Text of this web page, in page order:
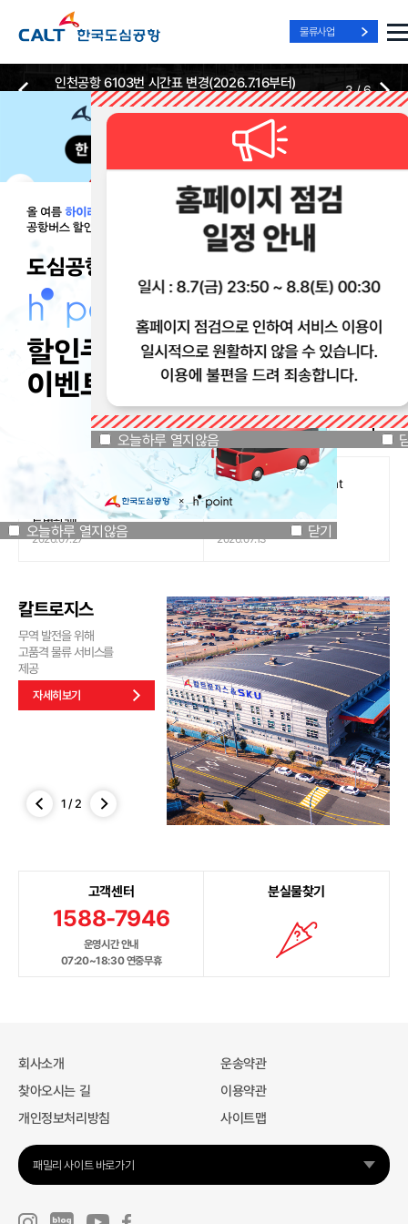
물류사업
오늘하루 열지않음
오늘하루 열지않음 닫기
오늘하루 열지않음
Best Way, Fast Way
to the Airport
Best Way, Fast Way
to the Airport
Best Way, Fast Way
to the Airport
인천공항 6103번 시간표 변경(2026.7.16부터)
2026-07-13 2026-07-13
3/6
실시간
위치안내
리무진 노선
및 시간표
리무진
예매
리무진
이용 혜택
공지사항
[인천국제공항공사 x 잔망루피]
공항은 GREEN하게, 굿즈는
특별하게!
2026.07.27
도심공항리무진 x H.Point
할인쿠폰 이벤트
2026.07.13
칼트로지스
무역 발전을 위해
고품격 물류 서비스를
제공
자세히보기
1 /2
고객센터
1588-7946
운영시간 안내
07:20~18:30 연중무휴
분실물찾기
회사소개
운송약관
찾아오시는 길
이용약관
개인정보처리방침
사이트맵
패밀리 사이트 바로가기